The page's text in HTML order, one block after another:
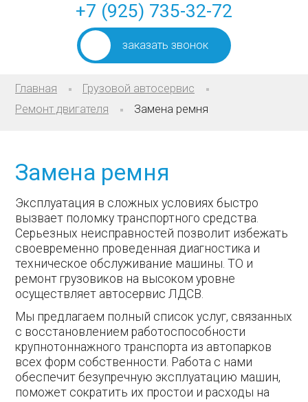
+7 (925) 735-32-72
заказать звонок
Главная
Грузовой автосервис
Ремонт двигателя
Замена ремня
Замена ремня
Эксплуатация в сложных условиях быстро
вызвает поломку транспортного средства.
Серьезных неисправностей позволит избежать
своевременно проведенная диагностика и
техническое обслуживание машины. ТО и
ремонт грузовиков на высоком уровне
осуществляет автосервис ЛДСВ.
Мы предлагаем полный список услуг, связанных
с восстановлением работоспособности
крупнотоннажного транспорта из автопарков
всех форм собственности. Работа с нами
обеспечит безупречную эксплуатацию машин,
поможет сократить их простои и расходы на